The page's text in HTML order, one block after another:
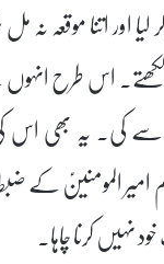
اور اتنا موقعہ نہ
اس طرح
کی۔ یہ بھی
المومنینؑ کے
نہیں کرنا چاہا۔